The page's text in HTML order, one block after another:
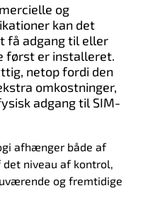
og
kan det
få adgang til eller
først er installeret.
netop fordi den
omkostninger,
adgang til SIM-
afhænger både af
niveau af kontrol,
og fremtidige